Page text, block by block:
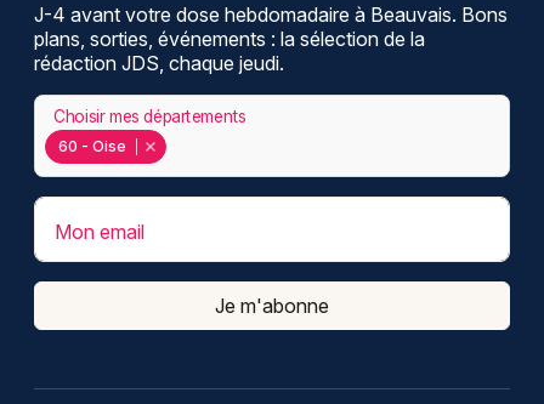
J-4 avant votre dose hebdomadaire à Beauvais. Bons
plans, sorties, événements : la sélection de la
rédaction JDS, chaque jeudi.
60 - Oise
Choisir mes départements
Mon email
Je m'abonne